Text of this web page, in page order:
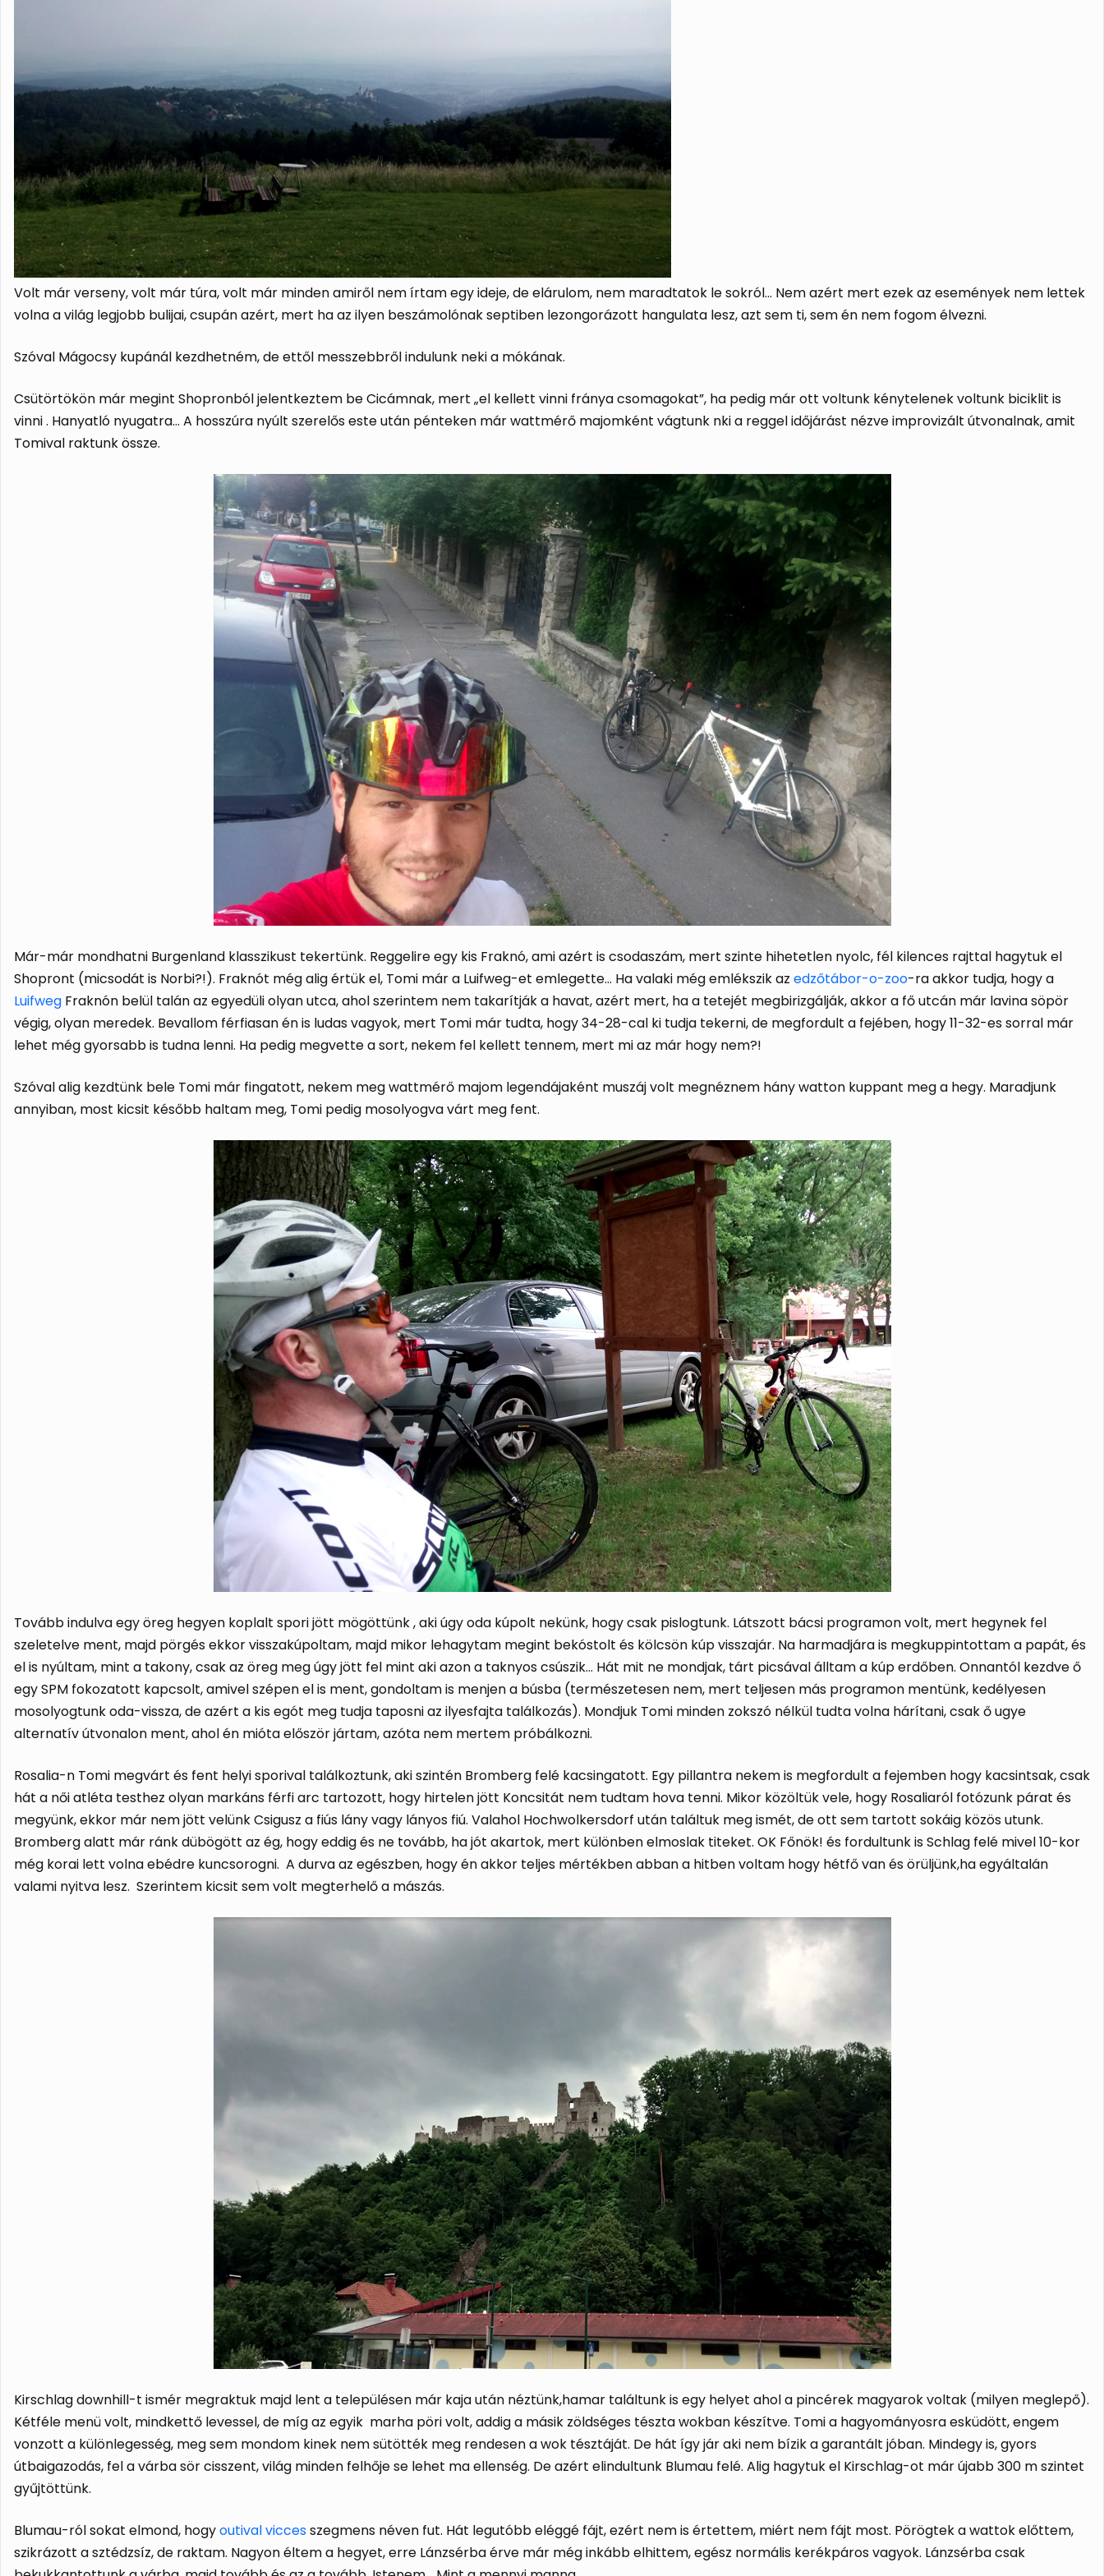
Volt már verseny, volt már túra, volt már minden amiről nem írtam egy ideje, de elárulom, nem maradtatok le sokról… Nem azért mert ezek az események nem lettek
volna a világ legjobb bulijai, csupán azért, mert ha az ilyen beszámolónak septiben lezongorázott hangulata lesz, azt sem ti, sem én nem fogom élvezni.
Szóval Mágocsy kupánál kezdhetném, de ettől messzebbről indulunk neki a mókának.
Csütörtökön már megint Shopronból jelentkeztem be Cicámnak, mert „el kellett vinni fránya csomagokat”, ha pedig már ott voltunk kénytelenek voltunk biciklit is
vinni . Hanyatló nyugatra… A hosszúra nyúlt szerelős este után pénteken már wattmérő majomként vágtunk nki a reggel időjárást nézve improvizált útvonalnak, amit
Tomival raktunk össze.
Már-már mondhatni Burgenland klasszikust tekertünk. Reggelire egy kis Fraknó, ami azért is csodaszám, mert szinte hihetetlen nyolc, fél kilences rajttal hagytuk el
Shopront (micsodát is Norbi?!). Fraknót még alig értük el, Tomi már a Luifweg-et emlegette… Ha valaki még emlékszik az edzőtábor-o-zoo-ra akkor tudja, hogy a
Luifweg Fraknón belül talán az egyedüli olyan utca, ahol szerintem nem takarítják a havat, azért mert, ha a tetejét megbirizgálják, akkor a fő utcán már lavina söpör
végig, olyan meredek. Bevallom férfiasan én is ludas vagyok, mert Tomi már tudta, hogy 34-28-cal ki tudja tekerni, de megfordult a fejében, hogy 11-32-es sorral már
lehet még gyorsabb is tudna lenni. Ha pedig megvette a sort, nekem fel kellett tennem, mert mi az már hogy nem?!
Szóval alig kezdtünk bele Tomi már fingatott, nekem meg wattmérő majom legendájaként muszáj volt megnéznem hány watton kuppant meg a hegy. Maradjunk
annyiban, most kicsit később haltam meg, Tomi pedig mosolyogva várt meg fent.
Tovább indulva egy öreg hegyen koplalt spori jött mögöttünk , aki úgy oda kúpolt nekünk, hogy csak pislogtunk. Látszott bácsi programon volt, mert hegynek fel
szeletelve ment, majd pörgés ekkor visszakúpoltam, majd mikor lehagytam megint bekóstolt és kölcsön kúp visszajár. Na harmadjára is megkuppintottam a papát, és
el is nyúltam, mint a takony, csak az öreg meg úgy jött fel mint aki azon a taknyos csúszik… Hát mit ne mondjak, tárt picsával álltam a kúp erdőben. Onnantól kezdve ő
egy SPM fokozatott kapcsolt, amivel szépen el is ment, gondoltam is menjen a búsba (természetesen nem, mert teljesen más programon mentünk, kedélyesen
mosolyogtunk oda-vissza, de azért a kis egót meg tudja taposni az ilyesfajta találkozás). Mondjuk Tomi minden zokszó nélkül tudta volna hárítani, csak ő ugye
alternatív útvonalon ment, ahol én mióta először jártam, azóta nem mertem próbálkozni.
Rosalia-n Tomi megvárt és fent helyi sporival találkoztunk, aki szintén Bromberg felé kacsingatott. Egy pillantra nekem is megfordult a fejemben hogy kacsintsak, csak
hát a női atléta testhez olyan markáns férfi arc tartozott, hogy hirtelen jött Koncsitát nem tudtam hova tenni. Mikor közöltük vele, hogy Rosaliaról fotózunk párat és
megyünk, ekkor már nem jött velünk Csigusz a fiús lány vagy lányos fiú. Valahol Hochwolkersdorf után találtuk meg ismét, de ott sem tartott sokáig közös utunk.
Bromberg alatt már ránk dübögött az ég, hogy eddig és ne tovább, ha jót akartok, mert különben elmoslak titeket. OK Főnök! és fordultunk is Schlag felé mivel 10-kor
még korai lett volna ebédre kuncsorogni. A durva az egészben, hogy én akkor teljes mértékben abban a hitben voltam hogy hétfő van és örüljünk,ha egyáltalán
valami nyitva lesz. Szerintem kicsit sem volt megterhelő a mászás.
Kirschlag downhill-t ismér megraktuk majd lent a településen már kaja után néztünk,hamar találtunk is egy helyet ahol a pincérek magyarok voltak (milyen meglepő).
Kétféle menü volt, mindkettő levessel, de míg az egyik marha pöri volt, addig a másik zöldséges tészta wokban készítve. Tomi a hagyományosra esküdött, engem
vonzott a különlegesség, meg sem mondom kinek nem sütötték meg rendesen a wok tésztáját. De hát így jár aki nem bízik a garantált jóban. Mindegy is, gyors
útbaigazodás, fel a várba sör cisszent, világ minden felhője se lehet ma ellenség. De azért elindultunk Blumau felé. Alig hagytuk el Kirschlag-ot már újabb 300 m szintet
gyűjtöttünk.
Blumau-ról sokat elmond, hogyoutival viccesszegmens néven fut. Hát legutóbb eléggé fájt, ezért nem is értettem, miért nem fájt most. Pörögtek a wattok előttem,
szikrázott a sztédzsíz, de raktam. Nagyon éltem a hegyet, erre Lánzsérba érve már még inkább elhittem, egész normális kerékpáros vagyok. Lánzsérba csak